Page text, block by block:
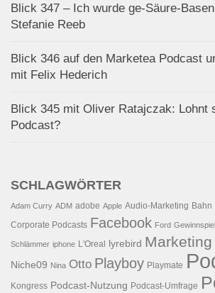
Blick 347 – Ich wurde ge-Säure-
Stefanie Reeb
Blick 346 auf den Marketea Podcast
mit Felix Hederich
Blick 345 mit Oliver Ratajczak: Lohnt
Podcast?
SCHLAGWÖRTER
Adam Curry ADM adobe Apple Audio-Marketing Bahn
Corporate Podcasts Facebook Ford Gewinnspiel
Schlämmer iphone L'Oreal lyrebird Marketing
Niche09 Nina Otto Playboy Playmate
Kongress Podcast-Nutzung Podcast-Umfrage